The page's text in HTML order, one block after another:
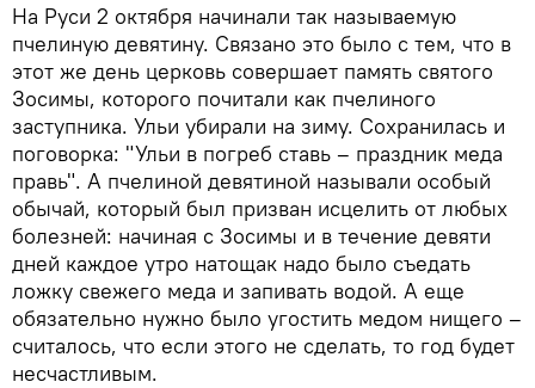
На Руси 2 октября начинали так называемую
пчелиную девятину. Связано это было с тем, что в
этот же день церковь совершает память святого
Зосимы, которого почитали как пчелиного
заступника. Ульи убирали на зиму. Сохранилась и
поговорка: "Ульи в погреб ставь – праздник меда
правь". А пчелиной девятиной называли особый
обычай, который был призван исцелить от любых
болезней: начиная с Зосимы и в течение девяти
дней каждое утро натощак надо было съедать
ложку свежего меда и запивать водой. А еще
обязательно нужно было угостить медом нищего –
считалось, что если этого не сделать, то год будет
несчастливым.